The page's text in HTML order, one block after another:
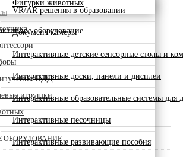
Фигурки животных
оборудование
VR/AR решения в образовании
Документ камеры
Интерактивные детские сенсорные столы и
Интерактивные доски, панели и дисплеи
Интерактивные образовательные системы для
Интерактивные песочницы
Интерактивные развивающие пособия
ПДД
игрушки
ОБОРУДОВАНИЕ